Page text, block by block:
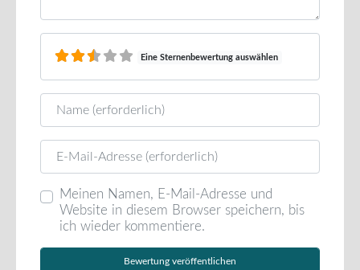
Eine Sternenbewertung auswählen
Name
E-Mail
Meinen Namen, E-Mail-Adresse und
Website in diesem Browser speichern, bis
ich wieder kommentiere.